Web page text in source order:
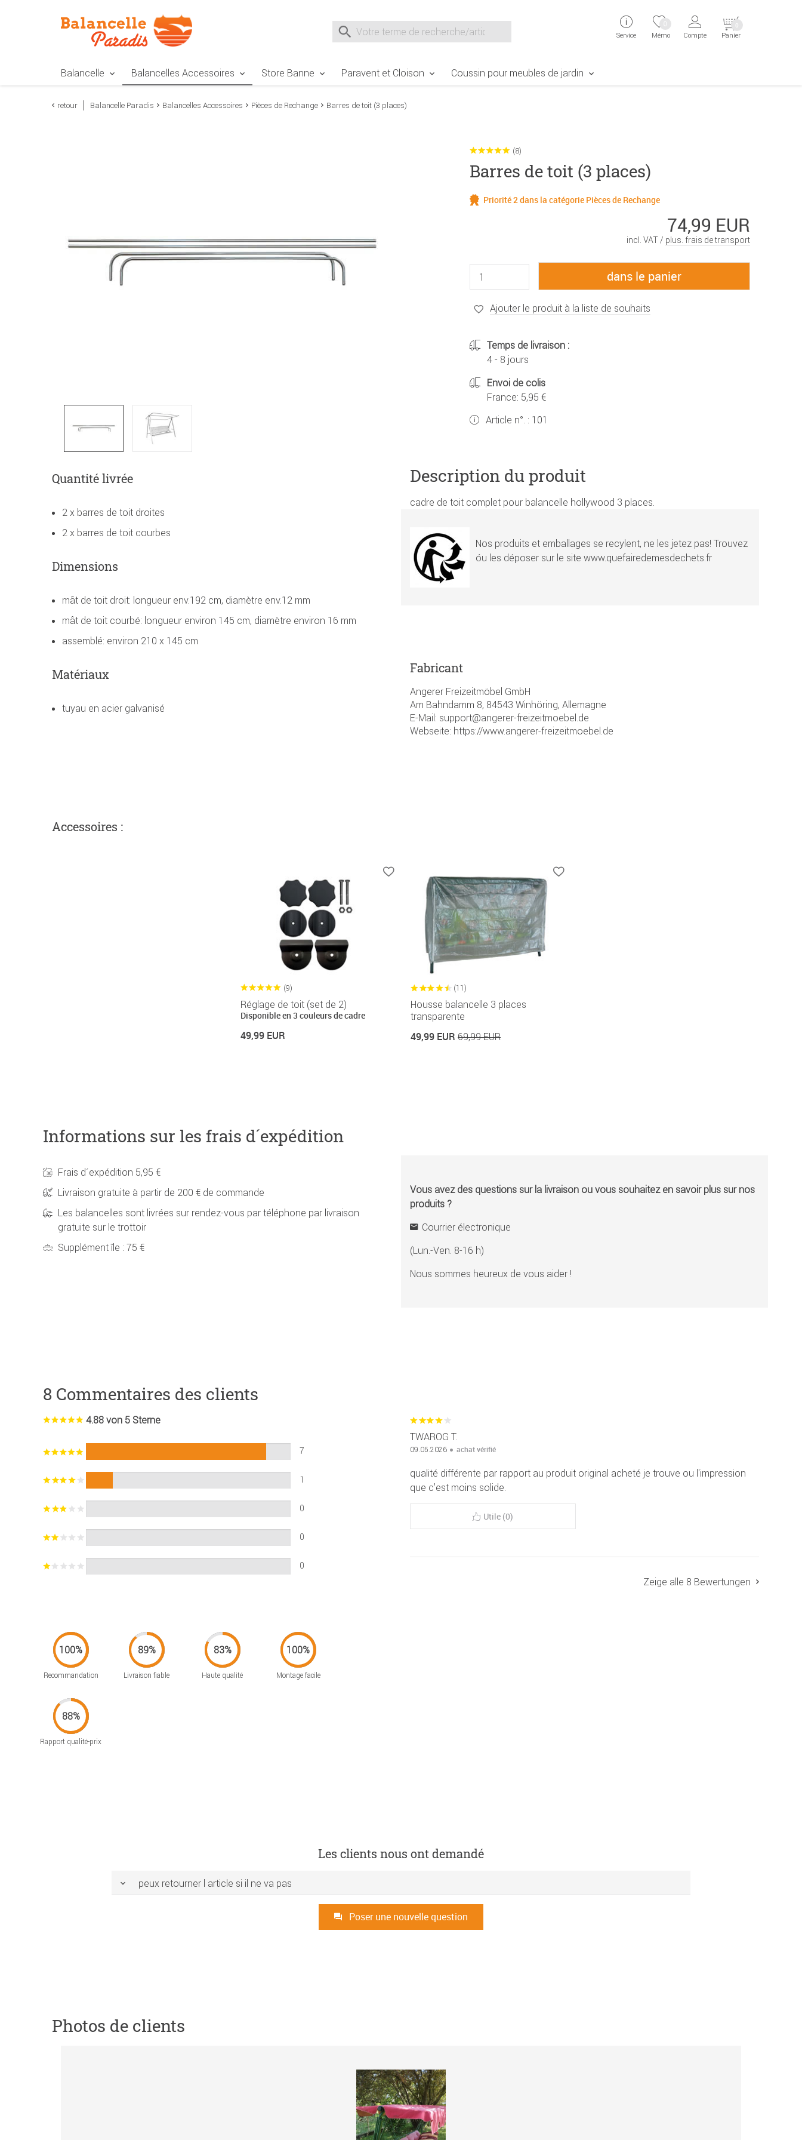
Suche nach
Service Mémo
0
Compte Panier
0
Balancelle Balancelles Accessoires Store Banne Paravent et Cloison Coussin pour meubles de jardin
retour Balancelle Paradis Balancelles Accessoires Pièces de Rechange Barres de toit (3 places)
(8)
Barres de toit (3 places)
Priorité 2 dans la catégorie Pièces de Rechange
74,99 EUR
incl. VAT / plus. frais de transport
Ajouter le produit à la liste de souhaits
Temps de livraison :
4 - 8 jours
Envoi de colis
France: 5,95 €
Article n°. : 101
Quantité livrée
2 x barres de toit droites
2 x barres de toit courbes
Dimensions
mât de toit droit: longueur env.192 cm, diamètre env.12 mm
mât de toit courbé: longueur environ 145 cm, diamètre environ 16 mm
assemblé: environ 210 x 145 cm
Matériaux
tuyau en acier galvanisé
Description du produit
cadre de toit complet pour balancelle hollywood 3 places.
Nos produits et emballages se recylent, ne les jetez pas! Trouvez
óu les déposer sur le site www.quefairedemesdechets.fr
Fabricant
Angerer Freizeitmöbel GmbH
Am Bahndamm 8, 84543 Winhöring, Allemagne
E-Mail: support@angerer-freizeitmoebel.de
Webseite: https://www.angerer-freizeitmoebel.de
Accessoires :
(9)
Réglage de toit (set de 2)
Disponible en 3 couleurs de cadre
49,99 EUR
(11)
Housse balancelle 3 places
transparente
49,99 EUR 69,99 EUR
Informations sur les frais d´expédition
Frais d´expédition 5,95 €
Livraison gratuite à partir de 200 € de commande
Les balancelles sont livrées sur rendez-vous par téléphone par livraison
gratuite sur le trottoir
Supplément île : 75 €
Vous avez des questions sur la livraison ou vous souhaitez en savoir plus sur nos
produits ?
Courrier électronique
(Lun.-Ven. 8-16 h)
Nous sommes heureux de vous aider !
8 Commentaires des clients
4.88 von 5 Sterne
7
1
0
0
0
Recommandation Livraison fiable Haute qualité Montage facile
Rapport qualité-prix
TWAROG T.
09.05.2026 achat vérifié
qualité différente par rapport au produit original acheté je trouve ou l'impression
que c'est moins solide.
Utile (0)
Zeige alle 8 Bewertungen
Les clients nous ont demandé
peux retourner l article si il ne va pas
Poser une nouvelle question
Photos de clients